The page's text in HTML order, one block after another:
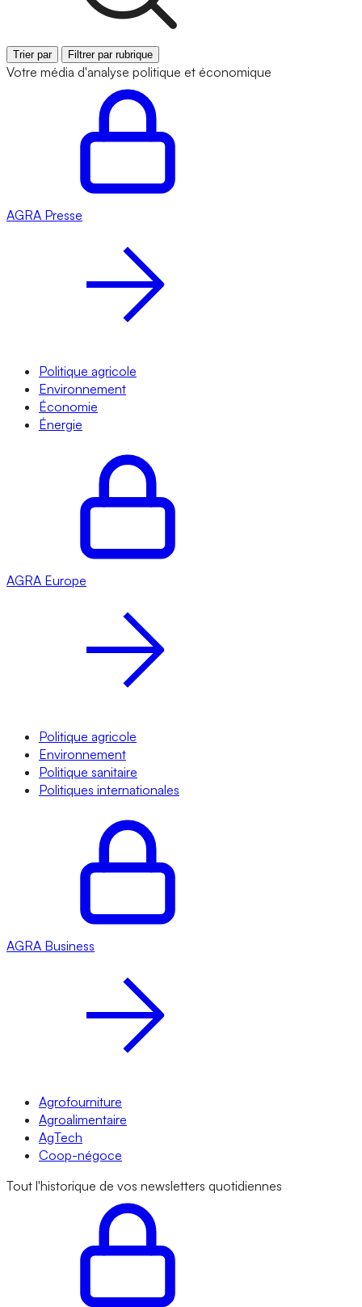
Trier par Filtrer par rubrique
Votre média d'analyse politique et économique
AGRA Presse
Politique agricole
Environnement
Économie
Énergie
AGRA Europe
Politique agricole
Environnement
Politique sanitaire
Politiques internationales
AGRA Business
Agrofourniture
Agroalimentaire
AgTech
Coop-négoce
Tout l'historique de vos newsletters quotidiennes